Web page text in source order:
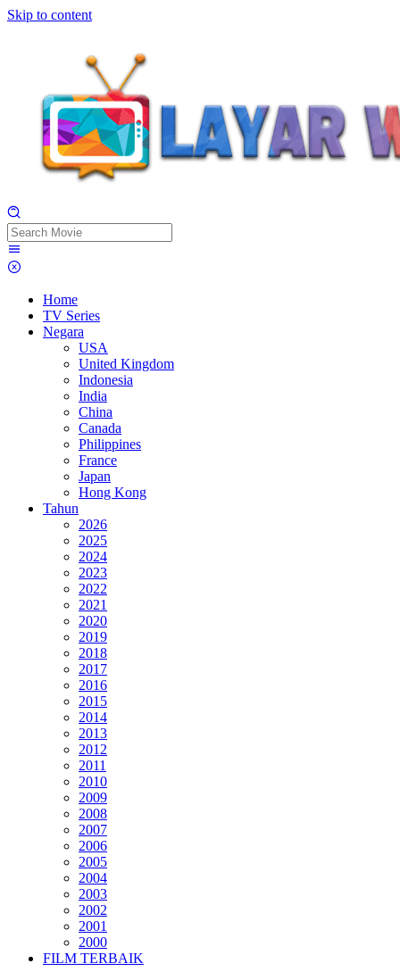
Skip to content
Home
TV Series
Negara
USA
United Kingdom
Indonesia
India
China
Canada
Philippines
France
Japan
Hong Kong
Tahun
2026
2025
2024
2023
2022
2021
2020
2019
2018
2017
2016
2015
2014
2013
2012
2011
2010
2009
2008
2007
2006
2005
2004
2003
2002
2001
2000
FILM TERBAIK